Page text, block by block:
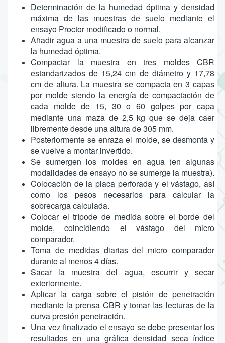
Determinación de la humedad óptima y densidad
máxima de las muestras de suelo mediante el
ensayo Proctor modificado o normal.
Añadir agua a una muestra de suelo para alcanzar
la humedad óptima.
Compactar la muestra en tres moldes CBR
estandarizados de 15,24 cm de diámetro y 17,78
cm de altura. La muestra se compacta en 3 capas
por molde siendo la energía de compactación de
cada molde de 15, 30 o 60 golpes por capa
mediante una maza de 2,5 kg que se deja caer
libremente desde una altura de 305 mm.
Posteriormente se enraza el molde, se desmonta y
se vuelve a montar invertido.
Se sumergen los moldes en agua (en algunas
modalidades de ensayo no se sumerge la muestra).
Colocación de la placa perforada y el vástago, así
como los pesos necesarios para calcular la
sobrecarga calculada.
Colocar el trípode de medida sobre el borde del
molde, coincidiendo el vástago del micro
comparador.
Toma de medidas diarias del micro comparador
durante al menos 4 días.
Sacar la muestra del agua, escurrir y secar
exteriormente.
Aplicar la carga sobre el pistón de penetración
mediante la prensa CBR y tomar las lecturas de la
curva presión penetración.
Una vez finalizado el ensayo se debe presentar los
resultados en una gráfica densidad seca índice